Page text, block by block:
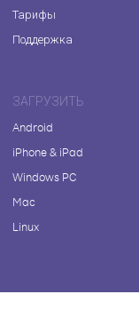
Тарифы
Поддержка
ЗАГРУЗИТЬ
Android
iPhone & iPad
Windows PC
Mac
Linux